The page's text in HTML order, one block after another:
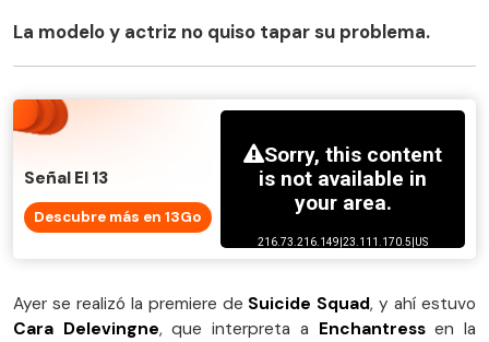
La modelo y actriz no quiso tapar su problema.
Señal El 13
Descubre más en 13Go
Ayer se realizó la premiere de Suicide Squad, y ahí estuvo
Cara Delevingne, que interpreta a Enchantressen la